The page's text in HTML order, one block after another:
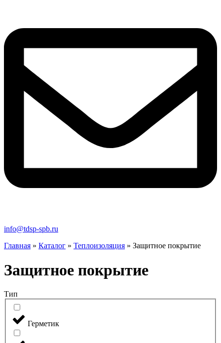
info@tdsp-spb.ru
Главная » Каталог » Теплоизоляция » Защитное покрытие
Защитное покрытие
Тип
Герметик